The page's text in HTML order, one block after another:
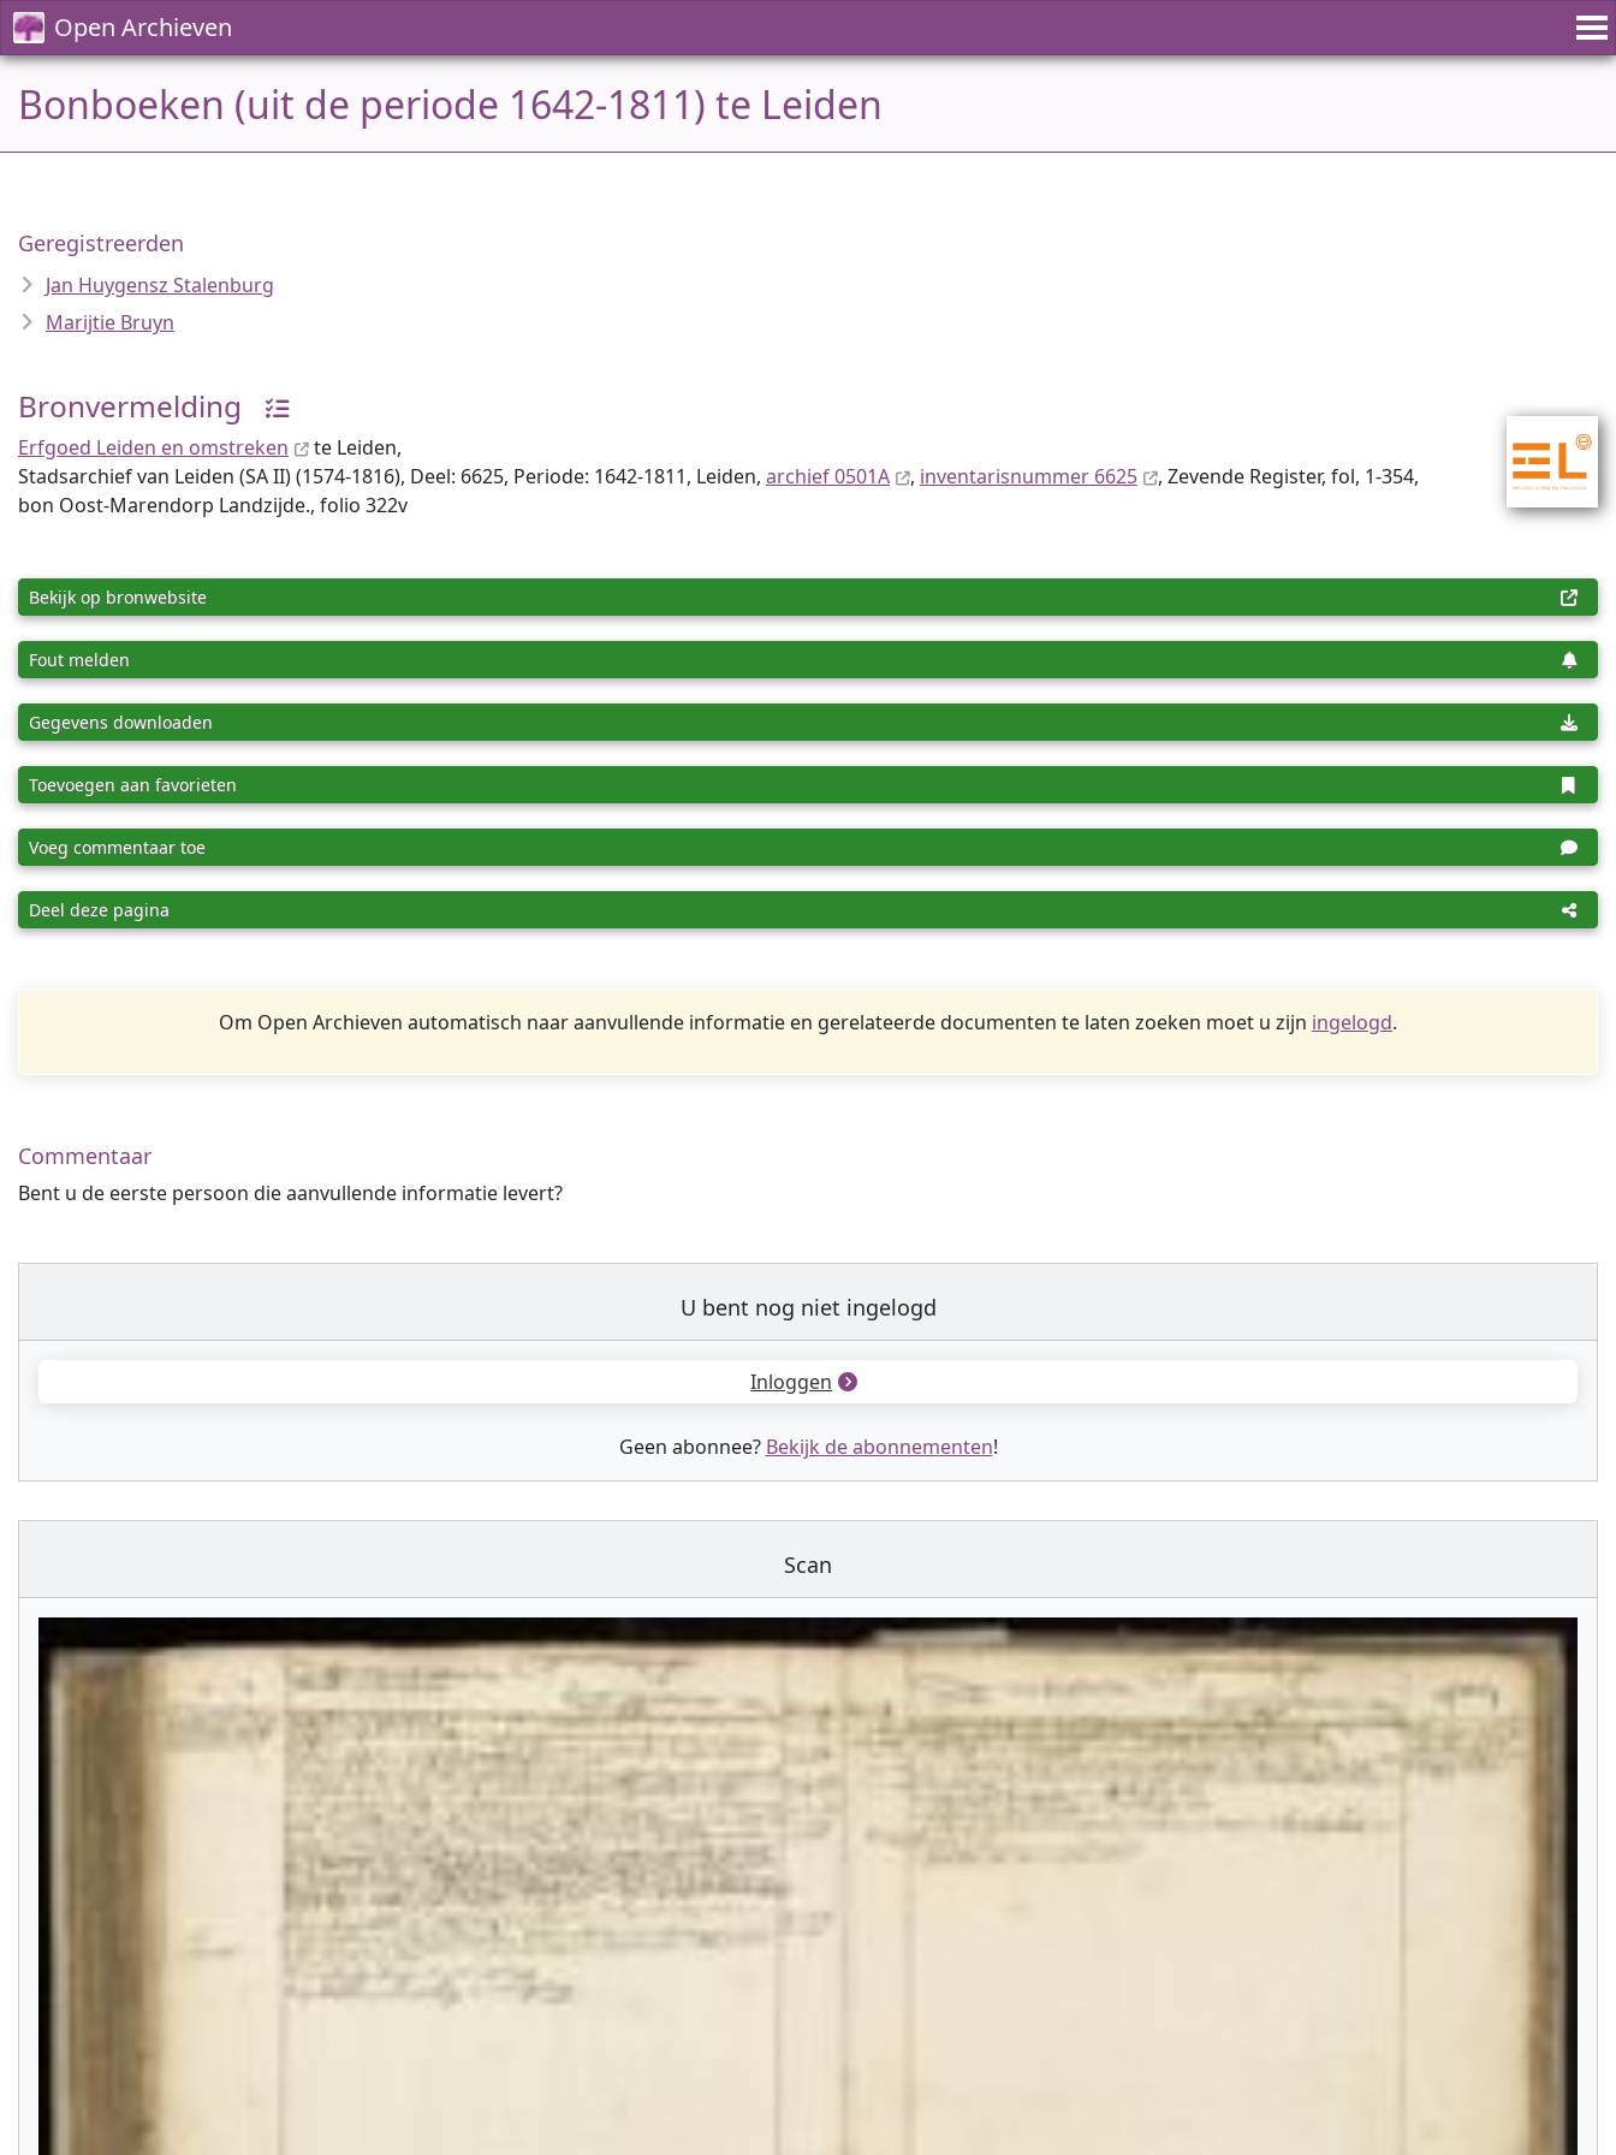
Open Archieven
Bonboeken (uit de periode 1642-1811) te Leiden
Geregistreerden
Jan Huygensz Stalenburg
Marijtie Bruyn
Bronvermelding
Erfgoed Leiden en omstreken
te Leiden,
Stadsarchief van Leiden (SA II) (1574-1816), Deel: 6625, Periode: 1642-1811, Leiden, archief 0501A , inventaris­num­mer 6625
, Zevende Register, fol, 1-354,
bon Oost-Marendorp Landzijde., folio 322v
Bekijk op bronwebsite
Fout melden
Gegevens downloaden
Toevoegen aan favorieten
Voeg commentaar toe
Deel deze pagina
Om Open Archieven automatisch naar aanvullende informatie en gerelateerde documenten te laten zoeken moet u zijn ingelogd.
Commentaar
Bent u de eerste persoon die aanvullende informatie levert?
U bent nog niet ingelogd
Inloggen
Geen abonnee? Bekijk de abonnementen!
Scan